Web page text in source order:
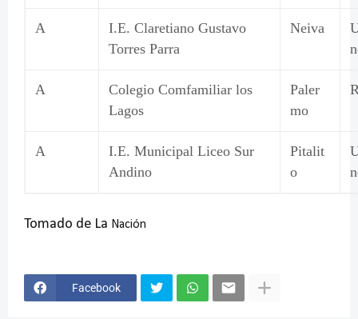
A
I.E. Claretiano Gustavo
Torres Parra
Neiva
A
Colegio Comfamiliar los
Lagos
Paler
mo
A
I.E. Municipal Liceo Sur
Andino
Pitalit
o
Tomado de La Nación
Facebook